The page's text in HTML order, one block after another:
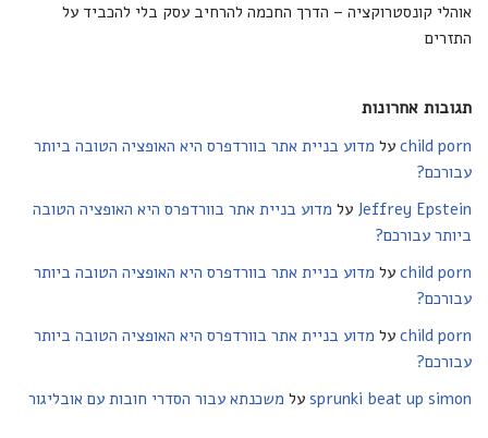
אוהלי קונסטרוקציה – הדרך החכמה להרחיב עסק בלי להכביד על
התזרים
תגובות אחרונות
child porn על מדוע בניית אתר בוורדפרס היא האופציה הטובה ביותר
עבורכם?
Jeffrey Epstein על מדוע בניית אתר בוורדפרס היא האופציה הטובה
ביותר עבורכם?
child porn על מדוע בניית אתר בוורדפרס היא האופציה הטובה ביותר
עבורכם?
child porn על מדוע בניית אתר בוורדפרס היא האופציה הטובה ביותר
עבורכם?
sprunki beat up simon על משכנתא עבור הסדרי חובות עם אובליגור